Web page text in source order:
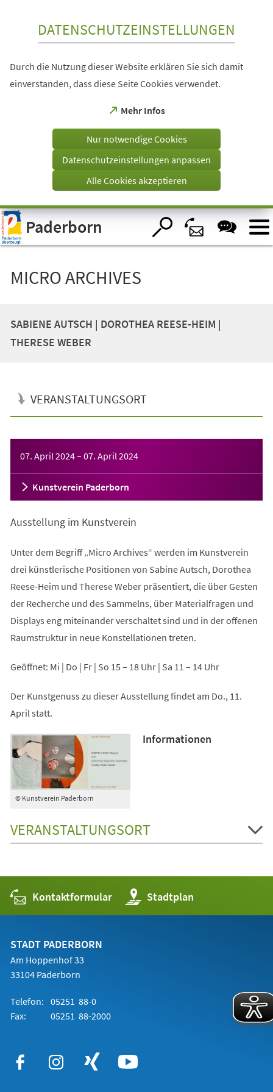
Visuelle
Assistenzsoftware
öffnen.
DATENSCHUTZEINSTELLUNGEN
Durch die Nutzung dieser Website erklären Sie sich damit
einverstanden, dass diese Seite Cookies verwendet.
Mehr Infos
(Öffnet
einem
Tab)
Nur notwendige Cookies
Datenschutzeinstellungen anpassen
Alle Cookies akzeptieren
Paderborn
MICRO ARCHIVES
SABIENE AUTSCH | DOROTHEA REESE-HEIM |
THERESE WEBER
VERANSTALTUNGSORT
07. April 2024– 07. April 2024
Kunstverein Paderborn
Ausstellung im Kunstverein
Unter dem Begriff „Micro Archives“ werden im Kunstverein
drei künstlerische Positionen von Sabine Autsch, Dorothea
Reese-Heim und Therese Weber präsentiert, die über Gesten
der Recherche und des Sammelns, über Materialfragen und
Displays eng miteinander verschaltet sind und in der offenen
Raumstruktur in neue Konstellationen treten.
Geöffnet: Mi | Do | Fr | So 15 – 18 Uhr | Sa 11 – 14 Uhr
Der Kunstgenuss zu dieser Ausstellung findet am Do., 11.
April statt.
© Kunstverein Paderborn
Informationen
VERANSTALTUNGSORT
Kontaktformular Stadtplan
(Öffnet
in
einem
STADT PADERBORN
Am Hoppenhof 33
33104 Paderborn
Telefon: 05251 88-0
Fax:
05251 88-2000